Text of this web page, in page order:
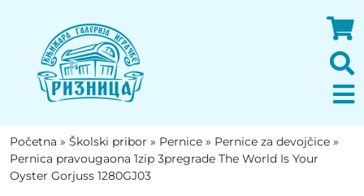
Početna » Školski pribor » Pernice » Pernice za devojčice »
Pernica pravougaona 1zip 3pregrade The World Is Your
Oyster Gorjuss 1280GJ03